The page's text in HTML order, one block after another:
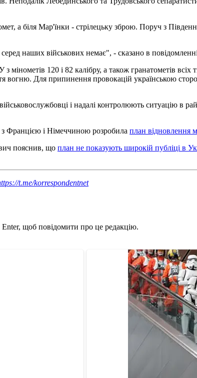
а біля Мар'їнки - стрілецьку зброю. Поруч з
наших військових немає", - сказано в
120 і 82 калібру, а також гранатометів всіх
вогню. Для припинення провокацій
і надалі контролюють ситуацію в
Францією і Німеччиною розробила план відновлення
пояснив, що план не показують широкій публіці в
t.me/korrespondentnet
Enter, щоб повідомити про це редакцію.